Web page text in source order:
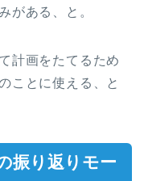
がある、と。
計画をたてるため
ことに使える、と
振り返りモー